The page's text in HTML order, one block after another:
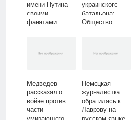
имени Путина
своими
фанатами:
украинского
батальона:
Общество:
Медведев
рассказал о
войне против
части
умирающего
Немецкая
журналистка
обратилась к
Лаврову на
русском языке.